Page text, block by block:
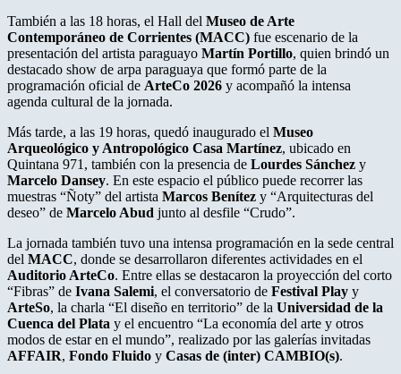
También a las 18 horas, el Hall del Museo de Arte
Contemporáneo de Corrientes (MACC) fue escenario de la
presentación del artista paraguayo Martín Portillo, quien brindó un
destacado show de arpa paraguaya que formó parte de la
programación oficial de ArteCo 2026 y acompañó la intensa
agenda cultural de la jornada.
Más tarde, a las 19 horas, quedó inaugurado el Museo
Arqueológico y Antropológico Casa Martínez, ubicado en
Quintana 971, también con la presencia de Lourdes Sánchez y
Marcelo Dansey. En este espacio el público puede recorrer las
muestras “Ñoty” del artista Marcos Benítez y “Arquitecturas del
deseo” de Marcelo Abud junto al desfile “Crudo”.
La jornada también tuvo una intensa programación en la sede central
del MACC, donde se desarrollaron diferentes actividades en el
Auditorio ArteCo. Entre ellas se destacaron la proyección del corto
“Fibras” de Ivana Salemi, el conversatorio de Festival Play y
ArteSo, la charla “El diseño en territorio” de la Universidad de la
Cuenca del Plata y el encuentro “La economía del arte y otros
modos de estar en el mundo”, realizado por las galerías invitadas
AFFAIR, Fondo Fluido y Casas de (inter) CAMBIO(s).